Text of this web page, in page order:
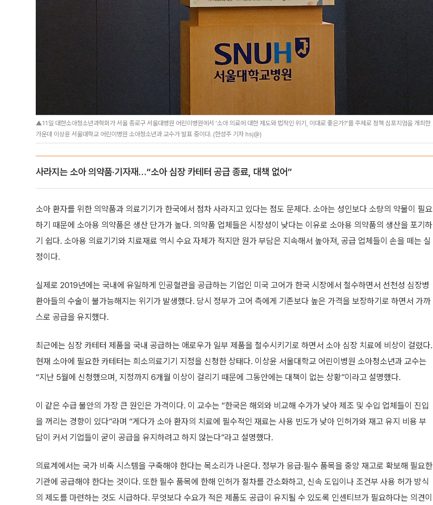
▲11일 대한소아청소년과학회가 서울 종로구 서울대병원 어린이병원에서 ‘소아 의료에 대한 제도와 법적인 위기, 이대로 좋은가?’를 주제로 정책 심포지엄을 개최한
가운데 이상윤 서울대학교 어린이병원 소아청소년과 교수가 발표 중이다. (한성주 기자 hsj@)
사라지는 소아 의약품·기자재…“소아 심장 카테터 공급 종료, 대책 없어”
소아 환자를 위한 의약품과 의료기기가 한국에서 점차 사라지고 있다는 점도 문제다. 소아는 성인보다 소량의 약물이 필요
하기 때문에 소아용 의약품은 생산 단가가 높다. 의약품 업체들은 시장성이 낮다는 이유로 소아용 의약품의 생산을 포기하
기 쉽다. 소아용 의료기기와 치료재료 역시 수요 자체가 적지만 원가 부담은 지속해서 높아져, 공급 업체들이 손을 떼는 실
정이다.
실제로 2019년에는 국내에 유일하게 인공혈관을 공급하는 기업인 미국 고어가 한국 시장에서 철수하면서 선천성 심장병
환아들의 수술이 불가능해지는 위기가 발생했다. 당시 정부가 고어 측에게 기존보다 높은 가격을 보장하기로 하면서 가까
스로 공급을 유지했다.
최근에는 심장 카테터 제품을 국내 공급하는 애로우가 일부 제품을 철수시키기로 하면서 소아 심장 치료에 비상이 걸렸다.
현재 소아에 필요한 카테터는 희소의료기기 지정을 신청한 상태다. 이상윤 서울대학교 어린이병원 소아청소년과 교수는
“지난 5월에 신청했으며, 지정까지 6개월 이상이 걸리기 때문에 그동안에는 대책이 없는 상황”이라고 설명했다.
이 같은 수급 불안의 가장 큰 원인은 가격이다. 이 교수는 “한국은 해외와 비교해 수가가 낮아 제조 및 수입 업체들이 진입
을 꺼리는 경향이 있다”라며 “게다가 소아 환자의 치료에 필수적인 재료는 사용 빈도가 낮아 인허가와 재고 유지 비용 부
담이 커서 기업들이 굳이 공급을 유지하려고 하지 않는다”라고 설명했다.
의료계에서는 국가 비축 시스템을 구축해야 한다는 목소리가 나온다. 정부가 응급·필수 품목을 중앙 재고로 확보해 필요한
기관에 공급해야 한다는 것이다. 또한 필수 품목에 한해 인허가 절차를 간소화하고, 신속 도입이나 조건부 사용 허가 방식
의 제도를 마련하는 것도 시급하다. 무엇보다 수요가 적은 제품도 공급이 유지될 수 있도록 인센티브가 필요하다는 의견이